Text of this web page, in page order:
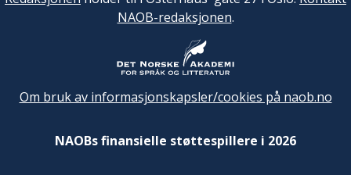
NAOB-redaksjonen.
Om bruk av informasjonskapsler/cookies på naob.no
NAOBs finansielle støttespillere i 2026